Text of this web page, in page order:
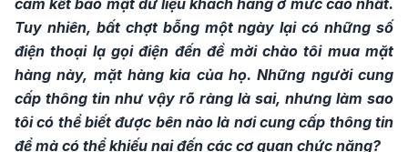
cam kết bảo mật dữ liệu khách hàng ở mức cao nhất.
Tuy nhiên, bất chợt bỗng một ngày lại có những số
điện thoại lạ gọi điện đến đề mời chào tôi mua mặt
hàng này, mặt hàng kia của họ. Những người cung
cấp thông tin như vậy rõ ràng là sai, nhưng làm sao
tôi có thể biết được bên nào là nơi cung cấp thông tin
để mà có thể khiếu nại đến các cơ quan chức năng?